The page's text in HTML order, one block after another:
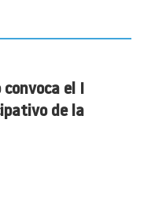
de la